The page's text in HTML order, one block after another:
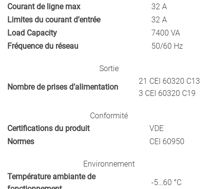
Courant de ligne max
32 A
Limites du courant d’entrée
32 A
Load Capacity
7400 VA
Fréquence du réseau
50/60 Hz
Sortie
Nombre de prises d’alimentation
21 CEI 60320 C13
3 CEI 60320 C19
Conformité
Certifications du produit
VDE
Normes
CEI 60950
Environnement
Température ambiante de
-5…60 °C